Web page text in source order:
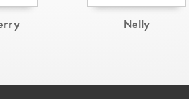
Nelly